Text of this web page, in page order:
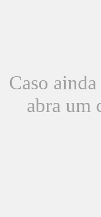
Caso
abra um